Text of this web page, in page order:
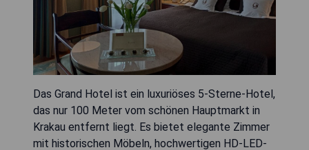
Das Grand Hotel ist ein luxuriöses 5-Sterne-Hotel,
das nur 100 Meter vom schönen Hauptmarkt in
Krakau entfernt liegt. Es bietet elegante Zimmer
mit historischen Möbeln, hochwertigen HD-LED-